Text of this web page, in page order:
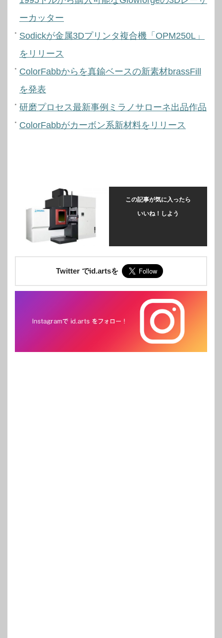
ーカッター
Sodickが金属3Dプリンタ複合機「OPM250L」
をリリース
ColorFabbからを真鍮ベースの新素材brassFill
を発表
研磨プロセス最新事例ミラノサローネ出品作品
ColorFabbがカーボン系新材料をリリース
この記事が気に入ったら
いいね！しよう
Twitter でid.artsを